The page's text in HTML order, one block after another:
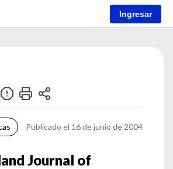
Ingresar
Publicado el 16 de junio de 2004
Journal of